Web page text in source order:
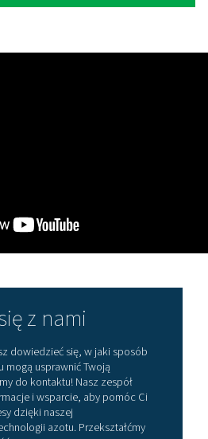
gazu, bez zanieczyszczeń, które
zapobiegające